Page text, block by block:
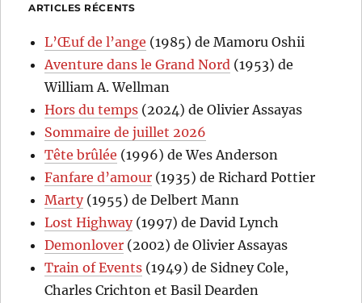
ARTICLES RÉCENTS
L’Œuf de l’ange (1985) de Mamoru Oshii
Aventure dans le Grand Nord (1953) de
William A. Wellman
Hors du temps (2024) de Olivier Assayas
Sommaire de juillet 2026
Tête brûlée (1996) de Wes Anderson
Fanfare d’amour (1935) de Richard Pottier
Marty(1955) de Delbert Mann
Lost Highway(1997) de David Lynch
Demonlover (2002) de Olivier Assayas
Train of Events (1949) de Sidney Cole,
Charles Crichton et Basil Dearden